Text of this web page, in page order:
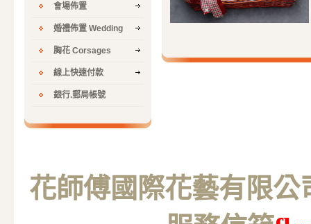
會場佈置
婚禮佈置 Wedding
胸花 Corsages
線上快速付款
銀行.郵局帳號
花師傅國際花藝有限